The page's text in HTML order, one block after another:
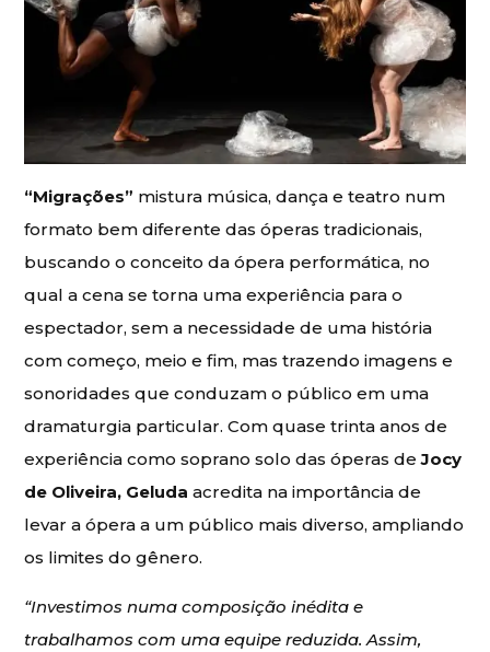
“Migrações” mistura música, dança e teatro num
formato bem diferente das óperas tradicionais,
buscando o conceito da ópera performática, no
qual a cena se torna uma experiência para o
espectador, sem a necessidade de uma história
com começo, meio e fim, mas trazendo imagens e
sonoridades que conduzam o público em uma
dramaturgia particular. Com quase trinta anos de
experiência como soprano solo das óperas deJocy
de Oliveira, Geluda acredita na importância de
levar a ópera a um público mais diverso, ampliando
os limites do gênero.
“Investimos numa composição inédita e
trabalhamos com uma equipe reduzida. Assim,